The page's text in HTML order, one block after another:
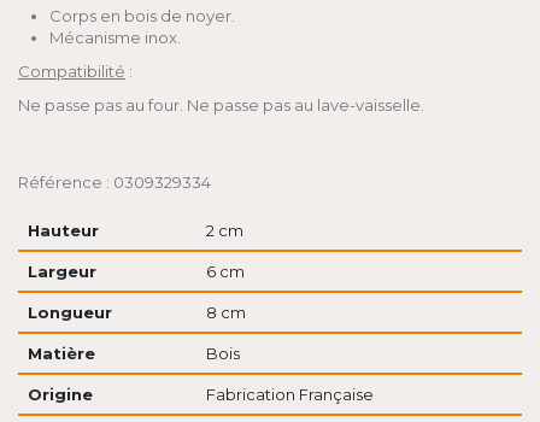
Corps en bois de noyer.
Mécanisme inox.
Compatibilité :
Ne passe pas au four. Ne passe pas au lave-vaisselle.
Référence : 0309329334
Hauteur 2 cm
Largeur 6 cm
Longueur 8 cm
Matière Bois
Origine Fabrication Française